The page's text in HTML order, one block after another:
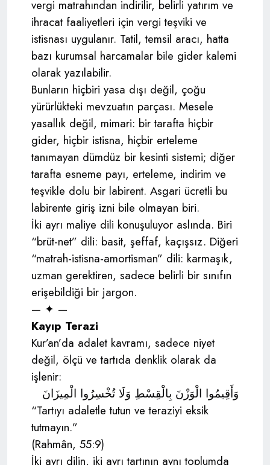
vergi matrahından indirilir, belirli yatırım ve
ihracat faaliyetleri için vergi teşviki ve
istisnası uygulanır. Tatil, temsil aracı, hatta
bazı kurumsal harcamalar bile gider kalemi
olarak yazılabilir.
Bunların hiçbiri yasa dışı değil, çoğu
yürürlükteki mevzuatın parçası. Mesele
yasallık değil, mimari: bir tarafta hiçbir
gider, hiçbir istisna, hiçbir erteleme
tanımayan dümdüz bir kesinti sistemi; diğer
tarafta esneme payı, erteleme, indirim ve
teşvikle dolu bir labirent. Asgari ücretli bu
labirente giriş izni bile olmayan biri.
İki ayrı maliye dili konuşuluyor aslında. Biri
“brüt-net” dili: basit, şeffaf, kaçışsız. Diğeri
“matrah-istisna-amortisman” dili: karmaşık,
uzman gerektiren, sadece belirli bir sınıfın
erişebildiği bir jargon.
— ✦ —
Kayıp Terazi
Kur’an’da adalet kavramı, sadece niyet
değil, ölçü ve tartıda denklik olarak da
işlenir:
وَأَقِيمُوا الْوَزْنَ بِالْقِسْطِ وَلَا تُخْسِرُوا الْمِيزَانَ
“Tartıyı adaletle tutun ve teraziyi eksik
tutmayın.”
(Rahmân, 55:9)
İki ayrı dilin, iki ayrı tartının aynı toplumda